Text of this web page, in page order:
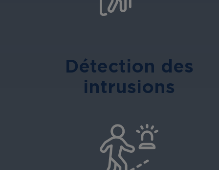
Détection des
intrusions